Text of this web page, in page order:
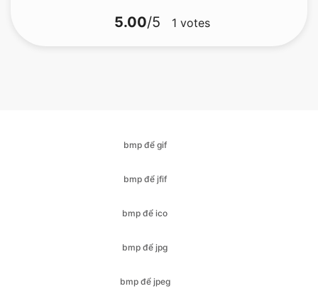
bmp để ico
bmp để jpg
bmp để jpeg
bmp để png
bmp để pdf